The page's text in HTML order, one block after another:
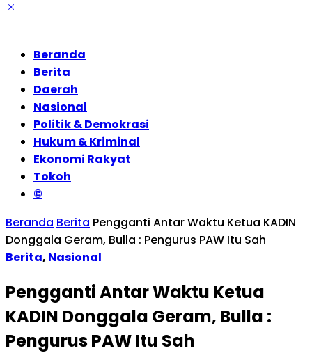
Beranda
Berita
Daerah
Nasional
Politik & Demokrasi
Hukum & Kriminal
Ekonomi Rakyat
Tokoh
©
Beranda Berita Pengganti Antar Waktu Ketua KADIN
Donggala Geram, Bulla : Pengurus PAW Itu Sah
Berita, Nasional
Pengganti Antar Waktu Ketua
KADIN Donggala Geram, Bulla :
Pengurus PAW Itu Sah